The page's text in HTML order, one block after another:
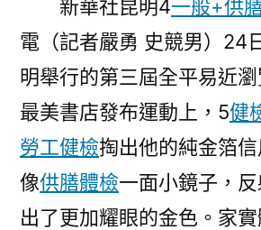
新華社昆明4一般+供
電（記者嚴勇 史競男）24
明舉行的第三屆全平易近瀏
最美書店發布運動上，5健
勞工健檢掏出他的純金箔
像供膳體檢一面小鏡子，
出了更加耀眼的金色。家